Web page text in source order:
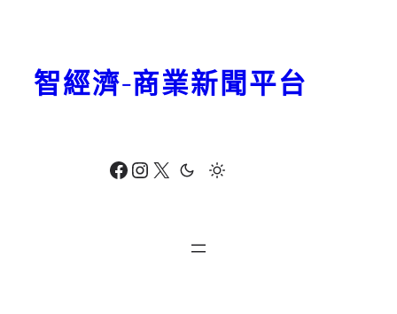
Facebook Instagram X
智經濟-商業新聞平台